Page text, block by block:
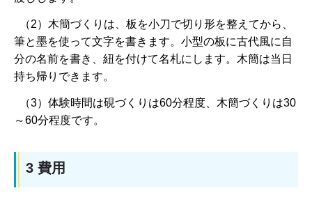
（2）木簡づくりは、板を小刀で切り形を整えてから、
筆と墨を使って文字を書きます。小型の板に古代風に自
分の名前を書き、紐を付けて名札にします。木簡は当日
持ち帰りできます。
（3）体験時間は硯づくりは60分程度、木簡づくりは30
～60分程度です。
3 費用